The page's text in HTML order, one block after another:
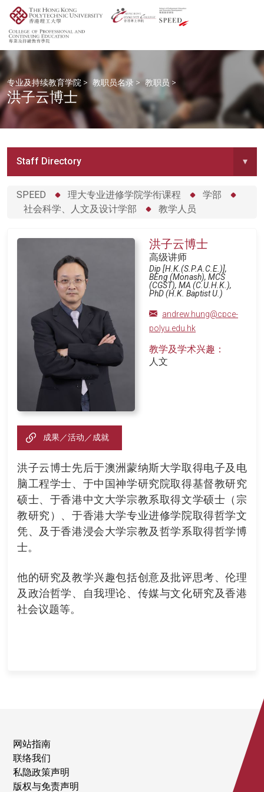
专业及持续教育学院 > 教职员名录 > 教职员 >
洪子云博士
Staff Directory ▾
SPEED 理大专业进修学院学衔课程
学部
社会科学、人文及设计学部
教学人员
洪子云博士
高级讲师
Dip [H.K.(S.P.A.C.E.)],
BEng (Monash), MCS
(CGST), MA (C.U.H.K.),
PhD (H.K. Baptist U.)
andrew.hung@cpce-
polyu.edu.hk
教学及学术兴趣：
人文
成果／活动／成就
洪子云博士先后于澳洲蒙纳斯大学取得电子及电
脑工程学士、于中国神学研究院取得基督教研究
硕士、于香港中文大学宗教系取得文学硕士（宗
教研究）、于香港大学专业进修学院取得哲学文
凭、及于香港浸会大学宗教及哲学系取得哲学博
士。
他的研究及教学兴趣包括创意及批评思考、伦理
及政治哲学、自我理论、传媒与文化研究及香港
社会议题等。
网站指南
联络我们
私隐政策声明
版权与免责声明